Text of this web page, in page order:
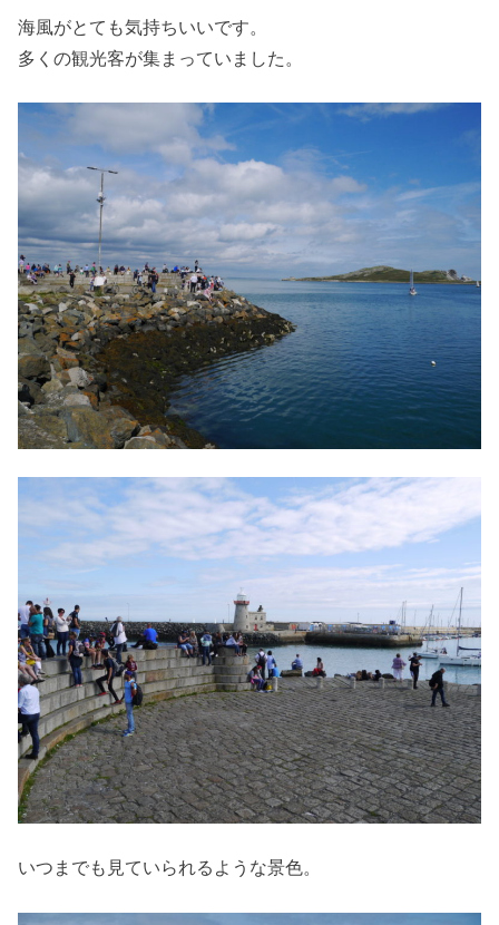
海風がとても気持ちいいです。
多くの観光客が集まっていました。
いつまでも見ていられるような景色。